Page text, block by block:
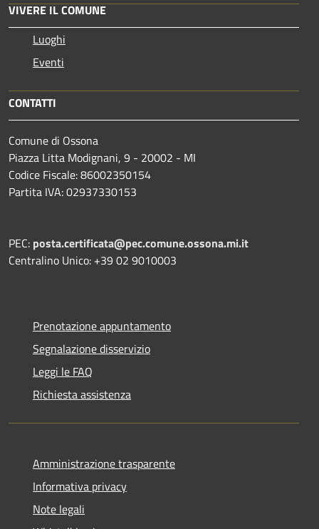
VIVERE IL COMUNE
Luoghi
Eventi
CONTATTI
Comune di Ossona
Piazza Litta Modignani, 9 - 20002 - MI
Codice Fiscale: 86002350154
Partita IVA: 02937330153
PEC: posta.certificata@pec.comune.ossona.mi.it
Centralino Unico: +39 02 9010003
Prenotazione appuntamento
Segnalazione disservizio
Leggi le FAQ
Richiesta assistenza
Amministrazione trasparente
Informativa privacy
Note legali